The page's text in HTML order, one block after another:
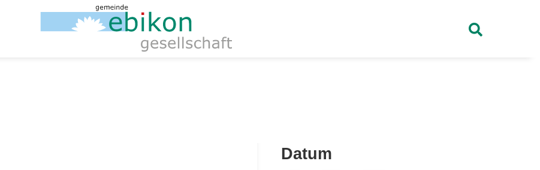
Datum